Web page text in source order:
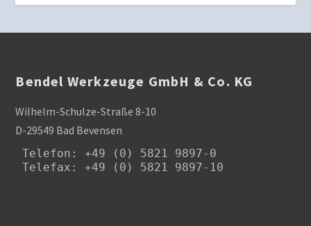
Bendel Werkzeuge GmbH & Co. KG
Wilhelm-Schulze-Straße 8-10
D-29549 Bad Bevensen
Telefon : +49 (0) 5821 9897-0
Telefax: +49 (0) 5821 9897-10